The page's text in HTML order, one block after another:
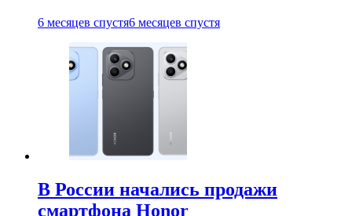
6 месяцев спустя6 месяцев спустя
В России начались продажи
смартфона Honor